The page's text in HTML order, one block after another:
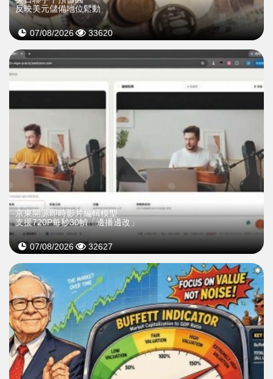
反映美元儲備地位鬆動
07/08/2026 33620
京東開源即時影片編輯模型
支援720P每秒30幀「邊播邊改」
07/08/2026 32627